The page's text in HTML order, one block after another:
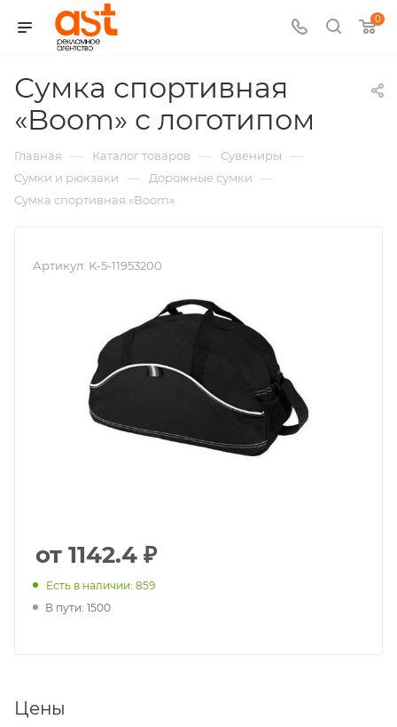
0
Сумка спортивная
«Boom» с логотипом
Главная — Каталог товаров — Сувениры —
Сумки и рюкзаки — Дорожные сумки —
Сумка спортивная «Boom»
Артикул: K-5-11953200
от 1142.4 ₽
Есть в наличии: 859
В пути: 1500
Цены